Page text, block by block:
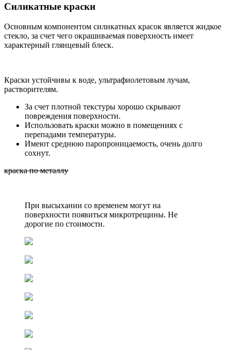
Силикатные краски
Основным компонентом силикатных красок является жидкое
стекло, за счет чего окрашиваемая поверхность имеет
характерный глянцевый блеск.
Краски устойчивы к воде, ультрафиолетовым лучам,
растворителям.
За счет плотной текстуры хорошо скрывают
повреждения поверхности.
Использовать краски можно в помещениях с
перепадами температуры.
Имеют среднюю паропроницаемость, очень долго
сохнут.
краска по металлу
При высыхании со временем могут на
поверхности появиться микротрещины. Не
дорогие по стоимости.